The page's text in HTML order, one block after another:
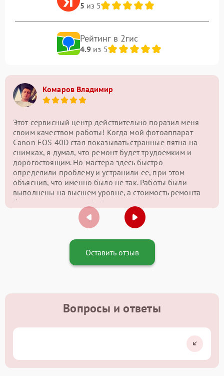
5 из 5
Рейтинг в 2гис
4.9из 5
Комаров Владимир
Этот сервисный центр действительно поразил меня
своим качеством работы! Когда мой фотоаппарат
Canon EOS 40D стал показывать странные пятна на
снимках, я думал, что ремонт будет трудоёмким и
дорогостоящим. Но мастера здесь быстро
определили проблему и устранили её, при этом
объяснив, что именно было не так. Работы были
выполнены на высшем уровне, а стоимость ремонта
была вполне разумной. Очень доволен результатом
и теперь знаю, к кому обращаться в случае проблем
с фотоаппаратами!
Оставить отзыв
Вопросы и ответы